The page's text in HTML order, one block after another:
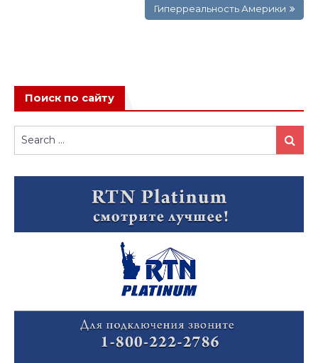
Гиперреальность Америки
Поиск по сайту
Search
for:
Search